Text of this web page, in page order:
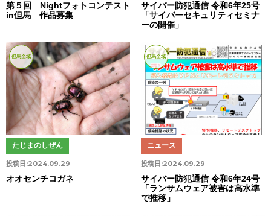
第５回 Nightフォトコンテスト
in但馬 作品募集
サイバー防犯通信 令和6年25号
「サイバーセキュリティセミナ
ーの開催」
但馬全域
投稿日:2024.09.29
たじまのしぜん
オオセンチコガネ
但馬全域
投稿日:2024.09.29
ニュース
サイバー防犯通信 令和6年24号
「ランサムウェア被害は高水準
で推移」